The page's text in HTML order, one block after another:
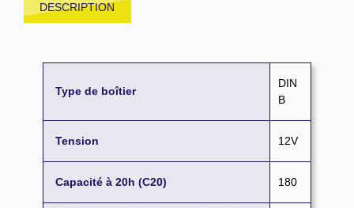
DESCRIPTION
Type de boîtier
DIN
B
Tension 12V
Capacité à 20h (C20) 180